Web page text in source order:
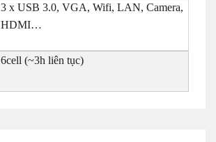
3 x USB 3.0, VGA, Wifi, LAN, Camera,
HDMI…
6cell (~3h liên tục)